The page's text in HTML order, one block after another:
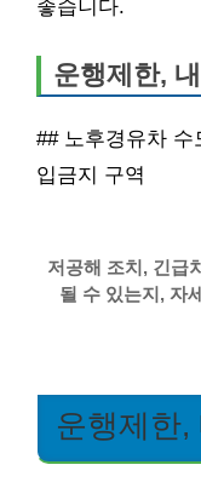
좋습니다.
운행제한,
## 노후경유차 수
입금지 구역
저공해 조치, 긴급
될 수 있는지, 자
운행제한,